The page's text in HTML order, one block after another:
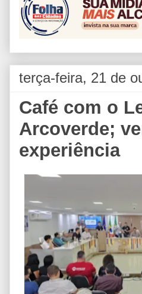
terça-feira, 21 de
Café com o
Arcoverde;
experiência